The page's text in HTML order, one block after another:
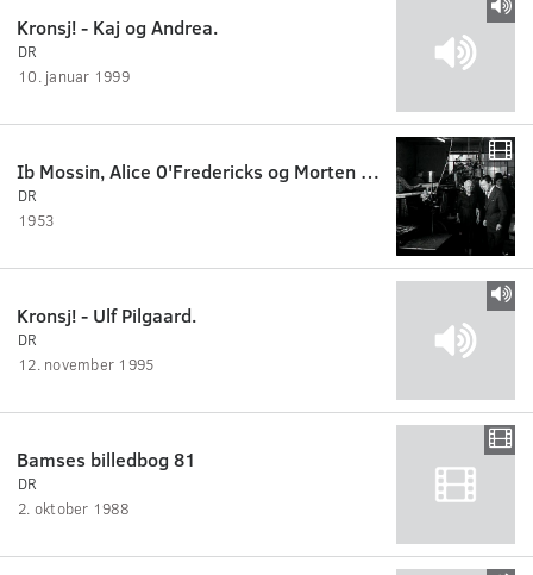
Kronsj! - Kaj og Andrea.
DR
10. januar 1999
Ib Mossin, Alice 0'Fredericks og Morten Korch
DR
1953
Kronsj! - Ulf Pilgaard.
DR
12. november 1995
Bamses billedbog 81
DR
2. oktober 1988